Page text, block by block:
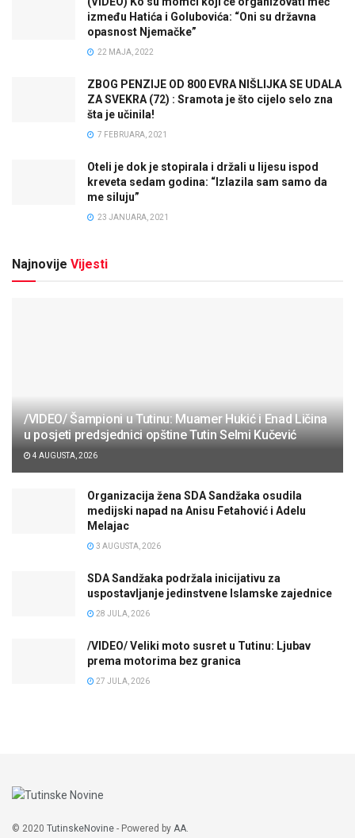
između Hatića i Golubovića: “Oni su državna
opasnost Njemačke”
22 MAJA, 2022
ZBOG PENZIJE OD 800 EVRA NIŠLIJKA SE UDALA
ZA SVEKRA (72) : Sramota je što cijelo selo zna
šta je učinila!
7 FEBRUARA, 2021
Oteli je dok je stopirala i držali u lijesu ispod
kreveta sedam godina: “Izlazila sam samo da
me siluju”
23 JANUARA, 2021
Najnovije Vijesti
/VIDEO/ Šampioni u Tutinu: Muamer Hukić i Enad Ličina
u posjeti predsjednici opštine Tutin Selmi Kučević
4 AUGUSTA, 2026
Organizacija žena SDA Sandžaka osudila
medijski napad na Anisu Fetahović i Adelu
Melajac
3 AUGUSTA, 2026
SDA Sandžaka podržala inicijativu za
uspostavljanje jedinstvene Islamske zajednice
28 JULA, 2026
/VIDEO/ Veliki moto susret u Tutinu: Ljubav
prema motorima bez granica
27 JULA, 2026
© 2020 TutinskeNovine - Powered by AA.